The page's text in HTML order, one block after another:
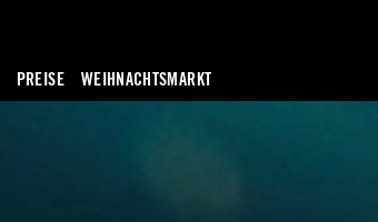
PREISE WEIHNACHTSMARKT